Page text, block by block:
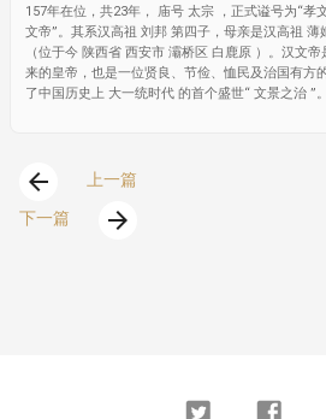
157年在位，共23年， 庙号 太宗 ，正式谥号为“孝
文帝”。其系汉高祖 刘邦 第四子，母亲是汉高祖
（位于今 陕西省 西安市 灞桥区 白鹿原 ）。汉文
来的皇帝，也是一位贤良、节俭、恤民及治国有方
了中国历史上 大一统时代 的首个盛世“ 文景之治 ”。
arrow_back
上一篇
下一篇
arrow_forward